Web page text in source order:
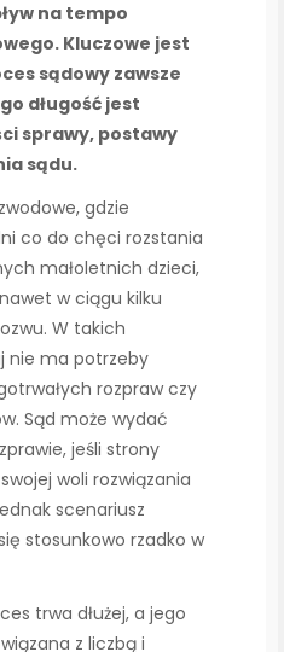
na tempo
Kluczowe jest
sądowy zawsze
długość jest
sprawy, postawy
sądu.
gdzie
co do chęci rozstania
małoletnich dzieci,
w ciągu kilku
W takich
nie ma potrzeby
rozpraw czy
Sąd może wydać
jeśli strony
woli rozwiązania
scenariusz
stosunkowo rzadko w
trwa dłużej, a jego
z liczbą i